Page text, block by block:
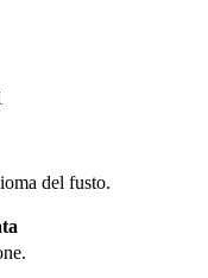
del fusto.